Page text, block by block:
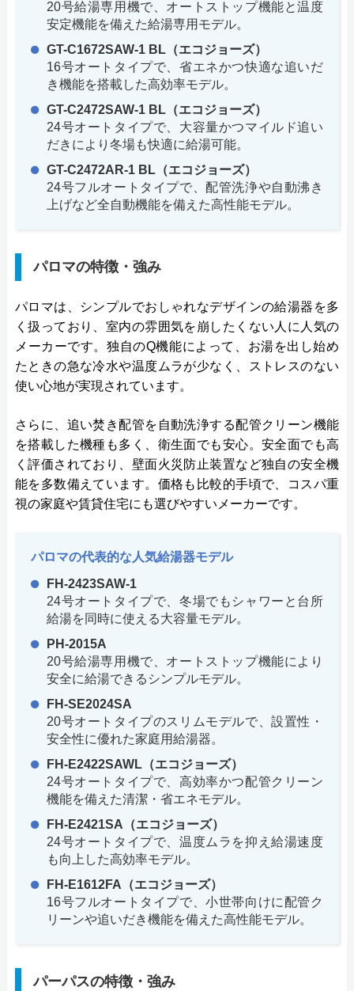
20号給湯専用機で、オートストップ機能と温度
安定機能を備えた給湯専用モデル。
GT-C1672SAW-1 BL（エコジョーズ）
16号オートタイプで、省エネかつ快適な追いだ
き機能を搭載した高効率モデル。
GT-C2472SAW-1 BL（エコジョーズ）
24号オートタイプで、大容量かつマイルド追い
だきにより冬場も快適に給湯可能。
GT-C2472AR-1 BL（エコジョーズ）
24号フルオートタイプで、配管洗浄や自動沸き
上げなど全自動機能を備えた高性能モデル。
パロマの特徴・強み
パロマは、シンプルでおしゃれなデザインの給湯器を多
く扱っており、室内の雰囲気を崩したくない人に人気の
メーカーです。独自のQ機能によって、お湯を出し始め
たときの急な冷水や温度ムラが少なく、ストレスのない
使い心地が実現されています。
さらに、追い焚き配管を自動洗浄する配管クリーン機能
を搭載した機種も多く、衛生面でも安心。安全面でも高
く評価されており、壁面火災防止装置など独自の安全機
能を多数備えています。価格も比較的手頃で、コスパ重
視の家庭や賃貸住宅にも選びやすいメーカーです。
パロマの代表的な人気給湯器モデル
FH-2423SAW-1
24号オートタイプで、冬場でもシャワーと台所
給湯を同時に使える大容量モデル。
PH-2015A
20号給湯専用機で、オートストップ機能により
安全に給湯できるシンプルモデル。
FH-SE2024SA
20号オートタイプのスリムモデルで、設置性・
安全性に優れた家庭用給湯器。
FH-E2422SAWL（エコジョーズ）
24号オートタイプで、高効率かつ配管クリーン
機能を備えた清潔・省エネモデル。
FH-E2421SA（エコジョーズ）
24号オートタイプで、温度ムラを抑え給湯速度
も向上した高効率モデル。
FH-E1612FA（エコジョーズ）
16号フルオートタイプで、小世帯向けに配管ク
リーンや追いだき機能を備えた高性能モデル。
パーパスの特徴・強み